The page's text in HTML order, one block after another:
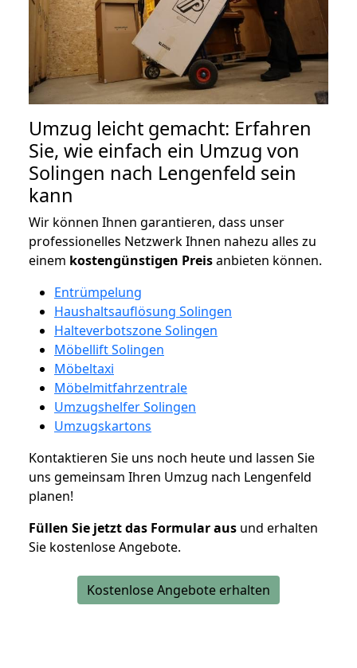
Umzug leicht gemacht: Erfahren
Sie, wie einfach ein Umzug von
Solingen nach Lengenfeld sein
kann
Wir können Ihnen garantieren, dass unser
professionelles Netzwerk Ihnen nahezu alles zu
einem kostengünstigen Preisanbieten können.
Entrümpelung
Haushaltsauflösung Solingen
Halteverbotszone Solingen
Möbellift Solingen
Möbeltaxi
Möbelmitfahrzentrale
Umzugshelfer Solingen
Umzugskartons
Kontaktieren Sie uns noch heute und lassen Sie
uns gemeinsam Ihren Umzug nach Lengenfeld
planen!
Füllen Sie jetzt das Formular aus und erhalten
Sie kostenlose Angebote.
Kostenlose Angebote erhalten